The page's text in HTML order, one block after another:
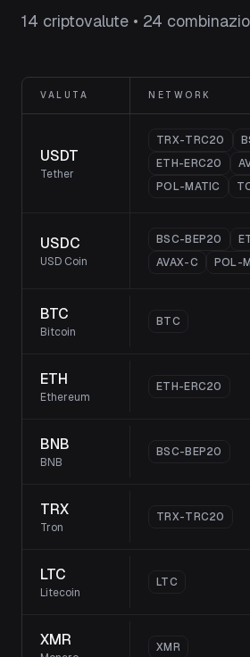
14 criptovalute • 24
VALUTA NETWORK
USDT
Tether
TRX-TRC20
ETH-ERC20
POL-MATIC
USDC
USD Coin
BSC-BEP20
AVAX-C
POL-
BTC
Bitcoin
BTC
ETH
Ethereum
ETH-ERC20
BNB
BNB
BSC-BEP20
TRX
Tron
TRX-TRC20
LTC
Litecoin
LTC
XMR XMR